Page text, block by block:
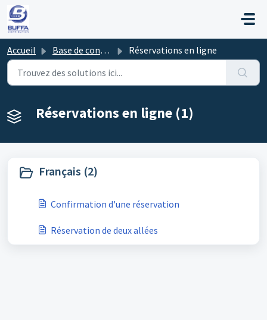
Passer au contenu principal
Accueil Base de connaissances Réservations en ligne
Réservations en ligne (1)
Français (2)
Confirmation d'une réservation
Réservation de deux allées